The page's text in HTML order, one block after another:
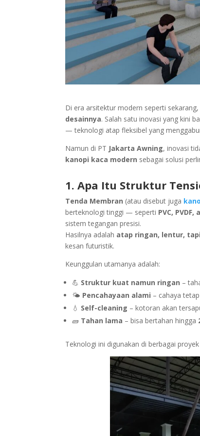
Di era arsitektur modern seperti
desainnya. Salah satu inovasi yang kini
— teknologi atap fleksibel yang
Namun di PT Jakarta Awning, inovasi
kanopi kaca modern sebagai solusi
1. Apa Itu Struktur
Tenda Membran (atau disebut juga
berteknologi tinggi — seperti PVC, PVDF,
sistem tegangan presisi.
Hasilnya adalah atap ringan, lentur,
kesan futuristik.
Keunggulan utamanya adalah:
💪 Struktur kuat namun ringan –
🌤️ Pencahayaan alami – cahaya
💧 Self-cleaning – kotoran akan
🧱 Tahan lama – bisa bertahan hingga
Teknologi ini digunakan di berbagai